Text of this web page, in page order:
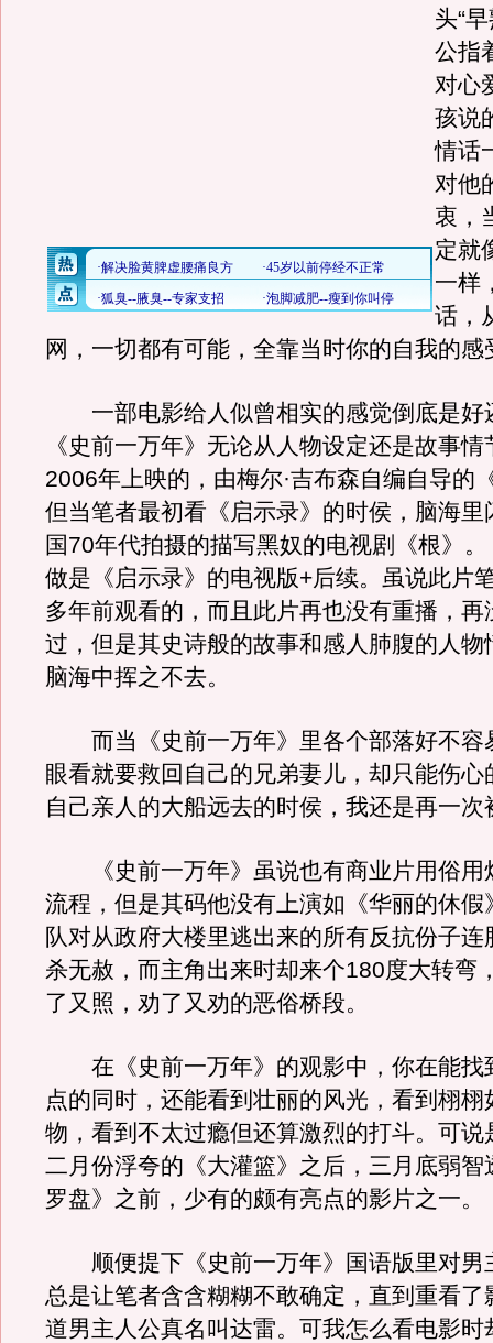
头“
公指
对心
孩说
情话
对他
衷，
定就
一样
话，
网，一切都有可能，全靠当时你的自我的感
一部电影给人似曾相实的感觉倒底是好
《史前一万年》无论从人物设定还是故事
2006年上映的，由梅尔·吉布森自编自导的
但当笔者最初看《启示录》的时侯，脑海里
国70年代拍摄的描写黑奴的电视剧《根》
做是《启示录》的电视版+后续。虽说此片
多年前观看的，而且此片再也没有重播，再
过，但是其史诗般的故事和感人肺腹的人物
脑海中挥之不去。
而当《史前一万年》里各个部落好不容
眼看就要救回自己的兄弟妻儿，却只能伤心
自己亲人的大船远去的时侯，我还是再一次
《史前一万年》虽说也有商业片用俗用
流程，但是其码他没有上演如《华丽的休假
队对从政府大楼里逃出来的所有反抗份子连
杀无赦，而主角出来时却来个180度大转弯
了又照，劝了又劝的恶俗桥段。
在《史前一万年》的观影中，你在能找
点的同时，还能看到壮丽的风光，看到栩栩
物，看到不太过瘾但还算激烈的打斗。可说
二月份浮夸的《大灌篮》之后，三月底弱智
罗盘》之前，少有的颇有亮点的影片之一。
顺便提下《史前一万年》国语版里对男
总是让笔者含含糊糊不敢确定，直到重看了
道男主人公真名叫达雷。可我怎么看电影时